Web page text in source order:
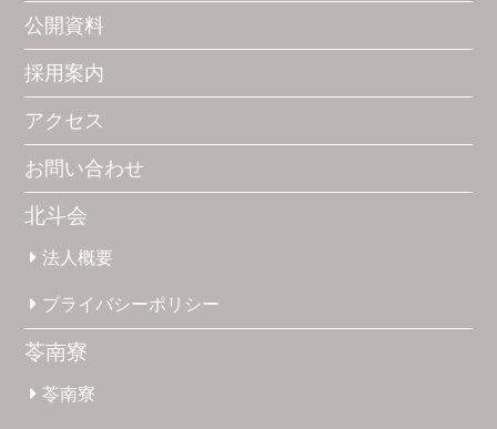
公開資料
採用案内
アクセス
お問い合わせ
北斗会
法人概要
プライバシーポリシー
苓南寮
苓南寮